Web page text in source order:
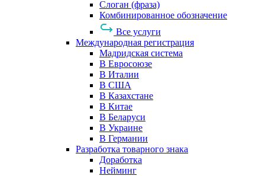
Слоган (фраза)
Комбинированное обозначение
Все услуги
Международная регистрация
Мадридская система
В Евросоюзе
В Италии
В США
В Казахстане
В Китае
В Беларуси
В Украине
В Германии
Разработка товарного знака
Доработка
Нейминг